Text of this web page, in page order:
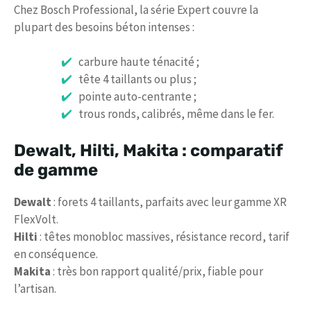
Chez Bosch Professional, la série Expert couvre la
plupart des besoins béton intenses :
carbure haute ténacité ;
tête 4 taillants ou plus ;
pointe auto-centrante ;
trous ronds, calibrés, même dans le fer.
Dewalt, Hilti, Makita : comparatif
de gamme
Dewalt: forets 4 taillants, parfaits avec leur gamme XR
FlexVolt.
Hilti: têtes monobloc massives, résistance record, tarif
en conséquence.
Makita: très bon rapport qualité/prix, fiable pour
l’artisan.